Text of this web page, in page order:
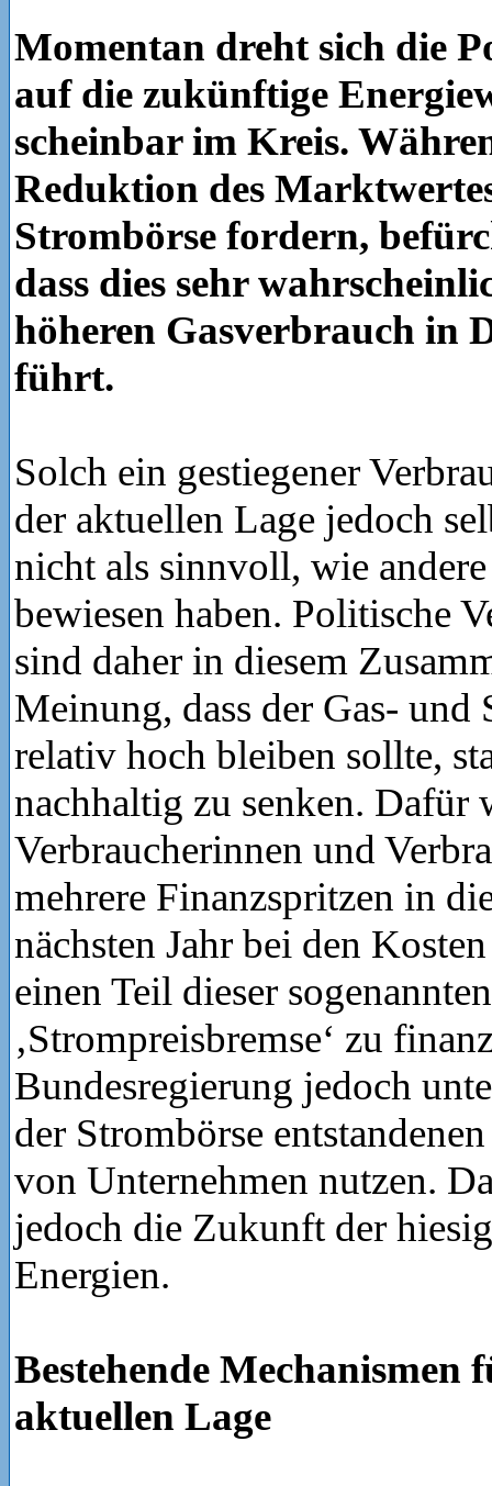
Momentan dreht sich die
auf die zukünftige
scheinbar im Kreis.
Reduktion des
Strombörse fordern,
dass dies sehr
höheren Gasverbrauch in
führt.
Solch ein gestiegener
der aktuellen Lage jedoch
nicht als sinnvoll, wie
bewiesen haben. Politische
sind daher in diesem
Meinung, dass der Gas- und
relativ hoch bleiben sollte,
nachhaltig zu senken. Dafür
Verbraucherinnen und
mehrere Finanzspritzen in
nächsten Jahr bei den
einen Teil dieser sogenannten
‚Strompreisbremse‘ zu
Bundesregierung jedoch
der Strombörse
von Unternehmen nutzen.
jedoch die Zukunft der
Energien.
Bestehende Mechanismen
aktuellen Lage